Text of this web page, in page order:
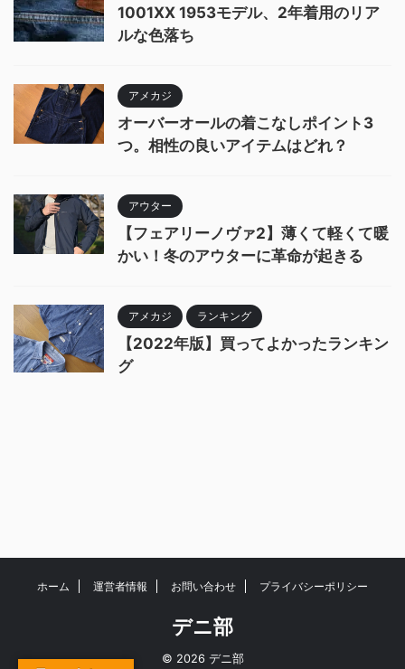
1001XX 1953モデル、2年着用のリア
ルな色落ち
アメカジ
オーバーオールの着こなしポイント3
つ。相性の良いアイテムはどれ？
アウター
【フェアリーノヴァ2】薄くて軽くて暖
かい！冬のアウターに革命が起きる
アメカジ ランキング
【2022年版】買ってよかったランキン
グ
ホーム 運営者情報 お問い合わせ プライバシーポリシー
デニ部
© 2026 デニ部